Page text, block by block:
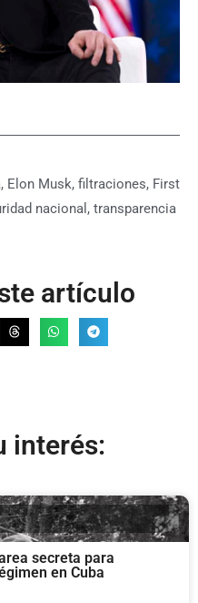
, Elon Musk, filtraciones, First
nacional , transparencia
artículo
interés:
secreta para
en Cuba